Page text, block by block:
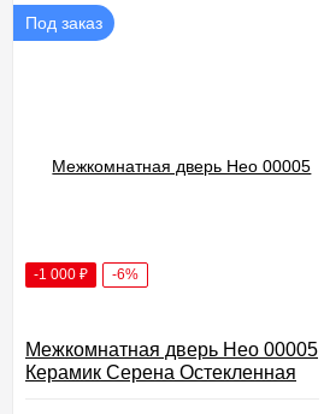
Под заказ
-1 000 ₽ -6%
Межкомнатная дверь Нео 00005
Керамик Серена Остекленная